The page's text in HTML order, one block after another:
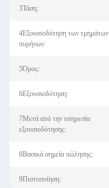
3Τάση:
4Εξουσιοδότηση των τμημάτων
πυρήνων:
5Όρος:
6Εξουσιοδότηση:
7Μετά από την υπηρεσία
εξουσιοδότησης:
8Βασικά σημεία πώλησης:
9Πιστοποίηση: